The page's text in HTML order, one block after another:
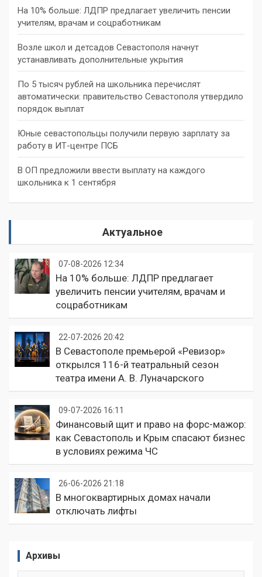
На 10% больше: ЛДПР предлагает увеличить пенсии
учителям, врачам и соцработникам
Возле школ и детсадов Севастополя начнут
устанавливать дополнительные укрытия
По 5 тысяч рублей на школьника перечислят
автоматически: правительство Севастополя утвердило
порядок выплат
Юные севастопольцы получили первую зарплату за
работу в ИТ-центре ПСБ
В ОП предложили ввести выплату на каждого
школьника к 1 сентября
Актуальное
07-08-2026 12:34
На 10% больше: ЛДПР предлагает
увеличить пенсии учителям, врачам и
соцработникам
22-07-2026 20:42
В Севастополе премьерой «Ревизор»
открылся 116-й театральный сезон
театра имени А. В. Луначарского
09-07-2026 16:11
Финансовый щит и право на форс-мажор:
как Севастополь и Крым спасают бизнес
в условиях режима ЧС
26-06-2026 21:18
В многоквартирных домах начали
отключать лифты
Архивы